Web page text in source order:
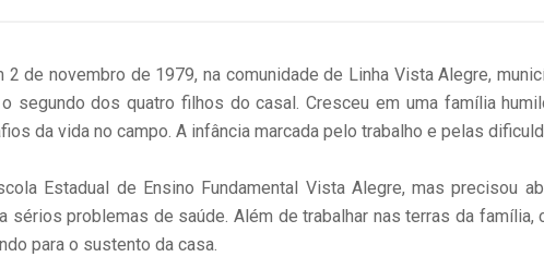
de novembro de 1979, na comunidade de Linha Vista Alegre,
segundo dos quatro filhos do casal. Cresceu em uma família
da vida no campo. A infância marcada pelo trabalho e pelas
Estadual de Ensino Fundamental Vista Alegre, mas precisou
sérios problemas de saúde. Além de trabalhar nas terras da
para o sustento da casa.